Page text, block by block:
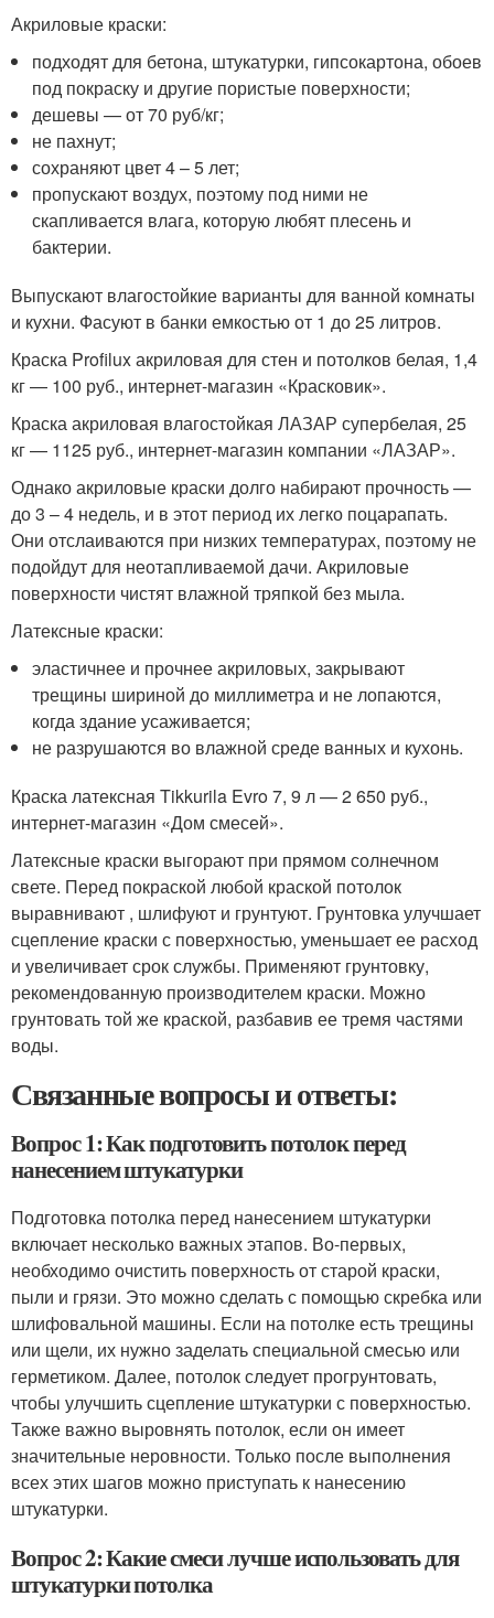
Акриловые краски:
подходят для бетона, штукатурки, гипсокартона, обоев
под покраску и другие пористые поверхности;
дешевы — от 70 руб/кг;
не пахнут;
сохраняют цвет 4 – 5 лет;
пропускают воздух, поэтому под ними не
скапливается влага, которую любят плесень и
бактерии.
Выпускают влагостойкие варианты для ванной комнаты
и кухни. Фасуют в банки емкостью от 1 до 25 литров.
Краска Profilux акриловая для стен и потолков белая, 1,4
кг — 100 руб., интернет-магазин «Красковик».
Краска акриловая влагостойкая ЛАЗАР супербелая, 25
кг — 1125 руб., интернет-магазин компании «ЛАЗАР».
Однако акриловые краски долго набирают прочность —
до 3 – 4 недель, и в этот период их легко поцарапать.
Они отслаиваются при низких температурах, поэтому не
подойдут для неотапливаемой дачи. Акриловые
поверхности чистят влажной тряпкой без мыла.
Латексные краски:
эластичнее и прочнее акриловых, закрывают
трещины шириной до миллиметра и не лопаются,
когда здание усаживается;
не разрушаются во влажной среде ванных и кухонь.
Краска латексная Tikkurila Evro 7, 9 л — 2 650 руб.,
интернет-магазин «Дом смесей».
Латексные краски выгорают при прямом солнечном
свете. Перед покраской любой краской потолок
выравнивают , шлифуют и грунтуют. Грунтовка улучшает
сцепление краски с поверхностью, уменьшает ее расход
и увеличивает срок службы. Применяют грунтовку,
рекомендованную производителем краски. Можно
грунтовать той же краской, разбавив ее тремя частями
воды.
Связанные вопросы и ответы:
Вопрос 1: Как подготовить потолок перед
нанесением штукатурки
Подготовка потолка перед нанесением штукатурки
включает несколько важных этапов. Во-первых,
необходимо очистить поверхность от старой краски,
пыли и грязи. Это можно сделать с помощью скребка или
шлифовальной машины. Если на потолке есть трещины
или щели, их нужно заделать специальной смесью или
герметиком. Далее, потолок следует прогрунтовать,
чтобы улучшить сцепление штукатурки с поверхностью.
Также важно выровнять потолок, если он имеет
значительные неровности. Только после выполнения
всех этих шагов можно приступать к нанесению
штукатурки.
Вопрос 2: Какие смеси лучше использовать для
штукатурки потолка